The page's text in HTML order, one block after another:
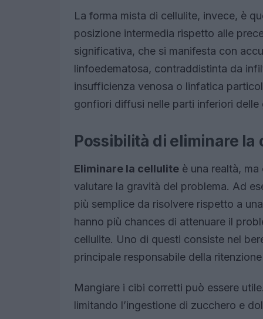
La forma mista di cellulite, invece, è
posizione intermedia rispetto alle
significativa, che si manifesta con
linfoedematosa, contraddistinta da
insufficienza venosa o linfatica
gonfiori diffusi nelle parti inferiori delle
Possibilità di eliminare la
Eliminare la cellulite è una realtà, ma
valutare la gravità del problema. Ad
più semplice da risolvere rispetto a
hanno più chances di attenuare il
cellulite. Uno di questi consiste nel
principale responsabile della
Mangiare i cibi corretti può essere
limitando l’ingestione di zucchero e